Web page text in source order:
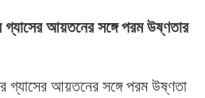
গ্যাসের আয়তনের সঙ্গে পরম উষ্ণতার
গ্যাসের আয়তনের সঙ্গে পরম উষ্ণতা